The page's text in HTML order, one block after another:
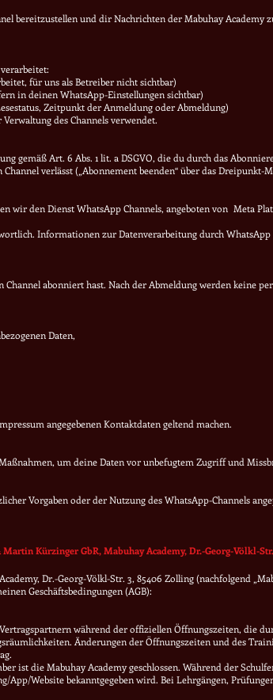
bereitzustellen und dir Nachrichten der Mabuhay Academy
für uns als Betreiber nicht sichtbar)
in deinen WhatsApp-Einstellungen sichtbar)
Zeitpunkt der Anmeldung oder Abmeldung)
des Channels verwendet.
gemäß Art. 6 Abs. 1 lit. a DSGVO, die du durch das
verlässt („Abonnement beenden“ über das Dreipunkt-
wir den Dienst WhatsApp Channels, angeboten von Meta
Informationen zur Datenverarbeitung durch
abonniert hast. Nach der Abmeldung werden keine
Daten,
angegebenen Kontaktdaten geltend machen.
um deine Daten vor unbefugtem Zugriff und
Vorgaben oder der Nutzung des WhatsApp-Channels
Martin Kürzinger GbR,Mabuhay Academy, Dr.-Georg-Völkl-
Dr.-Georg-Völkl-Str. 3, 85406 Zolling (nachfolgend
Geschäftsbedingungen (AGB):
während der offiziellen Öffnungszeiten, die
Änderungen der Öffnungszeiten und des
ist die Mabuhay Academy geschlossen. Während der
App/Website bekanntgegeben wird. Bei Lehrgängen,